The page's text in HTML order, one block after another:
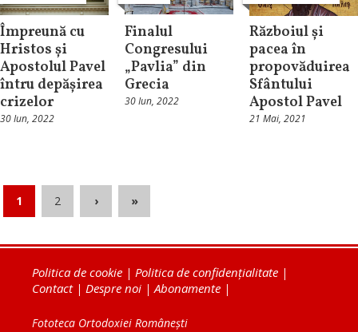
Împreună cu
Hristos și
Apostolul Pavel
întru depășirea
crizelor
30 Iun, 2022
Finalul
Congresului
„Pavlia” din
Grecia
30 Iun, 2022
Războiul și
pacea în
propovăduirea
Sfântului
Apostol Pavel
21 Mai, 2021
1 2 › »
Politica de cookie | Politica de confidențialitate |
Contact| Despre noi |Abonamente |
Fototeca Ortodoxiei Românești